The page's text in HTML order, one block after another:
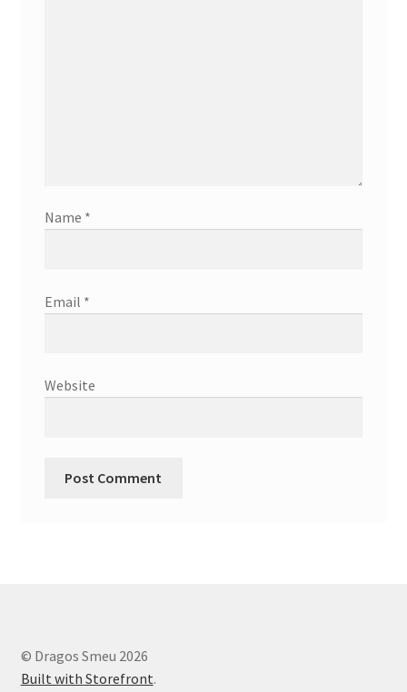
Name *
Email *
Website
© Dragos Smeu 2026
Built with Storefront.